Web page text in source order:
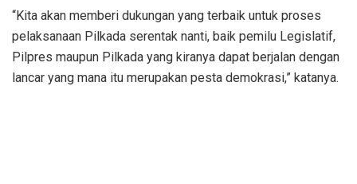
“Kita akan memberi dukungan yang terbaik untuk proses
pelaksanaan Pilkada serentak nanti, baik pemilu Legislatif,
Pilpres maupun Pilkada yang kiranya dapat berjalan dengan
lancar yang mana itu merupakan pesta demokrasi,” katanya.